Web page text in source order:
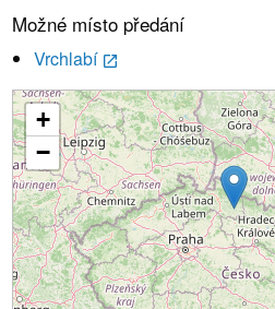
Možné místo předání
Vrchlabí launch
Načítání...
+
−